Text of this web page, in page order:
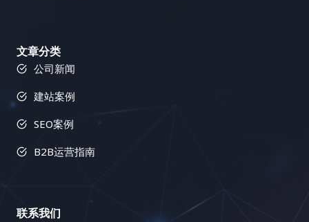
助客户提升网站在搜索引擎中的排名，增加有机流
量，推动业务增长。我们的使命是通过科学的SEO策
领先优势。 模块三：链接建设：网站权重的助推器(8
节详细教程) 更多模块
接建设机会，并制定更有效的策略，从而在竞争中占
据优势，并避免一些常见的错误。 2. 链接建设工具：
帮助你自动化链接建设流程，例如寻找潜在的链接合
作伙伴、发送外联邮件、跟踪链接建设进度等等。这
间和精力，让你可以专注于更重要的搜索引擎优化工
根据数据进行优化调整。使用 Semrush 的链接建设
获得长期稳定的排名提升。 四、小语种搜索引擎优化
工具对比：选择最适合你的武器 工具类型 功能 适用
量分析 寻找目标关键词，分析关键词竞争程度 网站
分析工具 流量统计、用户行为分析、页面访问量分析
了解网站运营状况，找出问题所在 竞争对手分析工具
竞争对手网站分析、关键词排名分析、反向链接分析
本地化 内容优化工具 语法检查、拼写检查、可读性
分析 提升网站内容质量，优化用户体验 这个表格列
们的兴趣爱好、痛点需求、内容偏好、信息获取渠
道、行为习惯、心理动机、价值观等，构建完整而精
调研、数据分析、用户访谈、竞品分析等方法进行用
户洞察。 2. 精准制定内容策略 基于对目标用户的深
体、可执行的内容策略，包括内容主题、内容形式、
并根据市场变化和用户反馈进行动态调整。 3. 高质量
内容创作 内容为王，优质的内容是吸引用户的基石。
文章分类
公司新闻
建站案例
SEO案例
B2B运营指南
联系我们